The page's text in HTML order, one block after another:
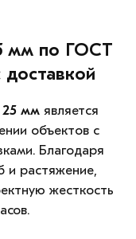
мм по ГОСТ
25 мм является
объектов с
Благодаря
и растяжение,
жесткость